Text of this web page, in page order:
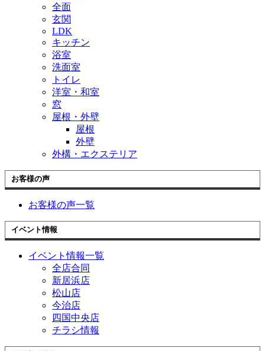
全面
玄関
LDK
キッチン
浴室
洗面室
トイレ
洋室・和室
窓
屋根・外壁
屋根
外壁
外構・エクステリア
お客様の声
お客様の声一覧
イベント情報
イベント情報一覧
全店合同
新居浜店
松山店
今治店
四国中央店
チラシ情報